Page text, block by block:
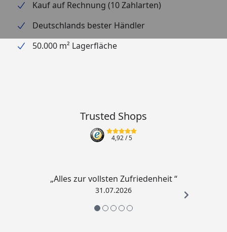
Kauf auf Rechnung (10 Zahlarten)
Deutschlands bester Händler
50.000 m² Lagerfläche
Trusted Shops
4,92/ 5
„Alles zur vollsten Zufriedenheit “
31.07.2026